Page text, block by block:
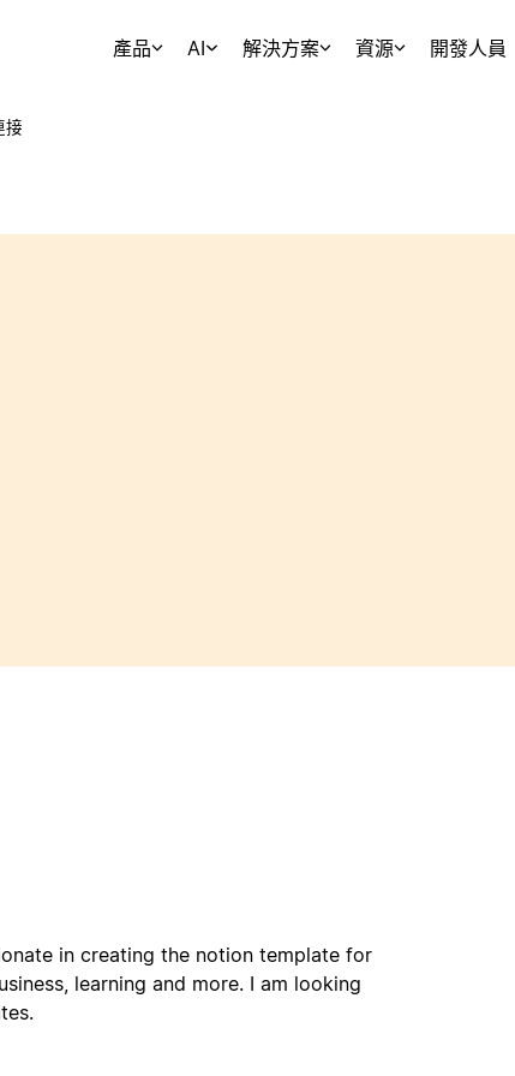
產品 AI 解決方案 資源 開發人員
接
in creating the notion template for
learning and more. I am looking